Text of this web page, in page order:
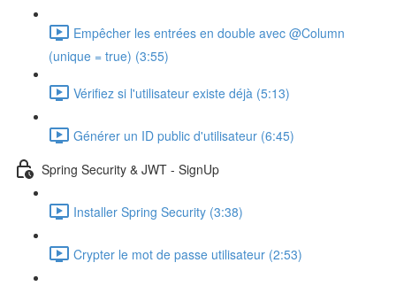
Empêcher les entrées en double avec @Column
(unique = true) (3:55)
Vérifiez si l'utilisateur existe déjà (5:13)
Générer un ID public d'utilisateur (6:45)
Spring Security & JWT - SignUp
Installer Spring Security (3:38)
Crypter le mot de passe utilisateur (2:53)